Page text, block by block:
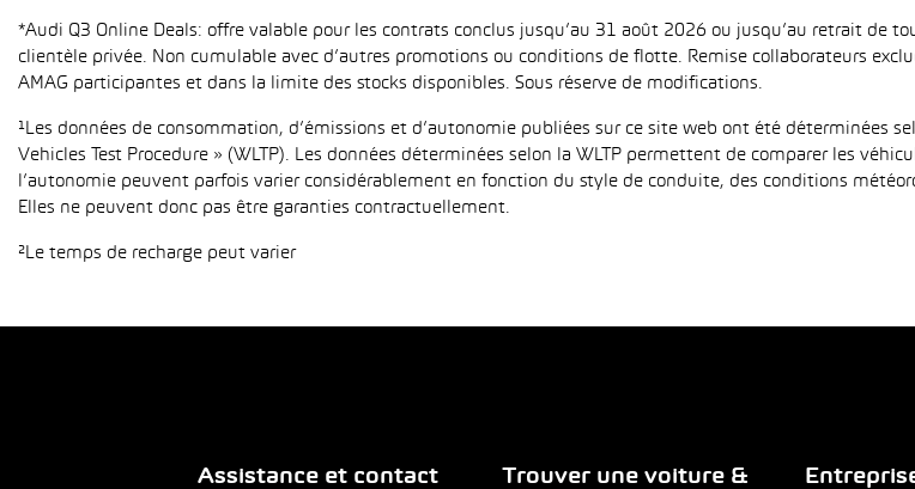
*Audi Q3 Online Deals: offre valable pour les contrats conclus jusqu’au 31 août 2026 ou jusqu’au retrait de
clientèle privée. Non cumulable avec d’autres promotions ou conditions de flotte. Remise collaborateurs
AMAG participantes et dans la limite des stocks disponibles. Sous réserve de modifications.
¹Les données de consommation, d’émissions et d’autonomie publiées sur ce site web ont été déterminées
Vehicles Test Procedure » (WLTP). Les données déterminées selon la WLTP permettent de comparer les
l’autonomie peuvent parfois varier considérablement en fonction du style de conduite, des conditions
Elles ne peuvent donc pas être garanties contractuellement.
²Le temps de recharge peut varier
Assistance et contact
Trouver une voiture &